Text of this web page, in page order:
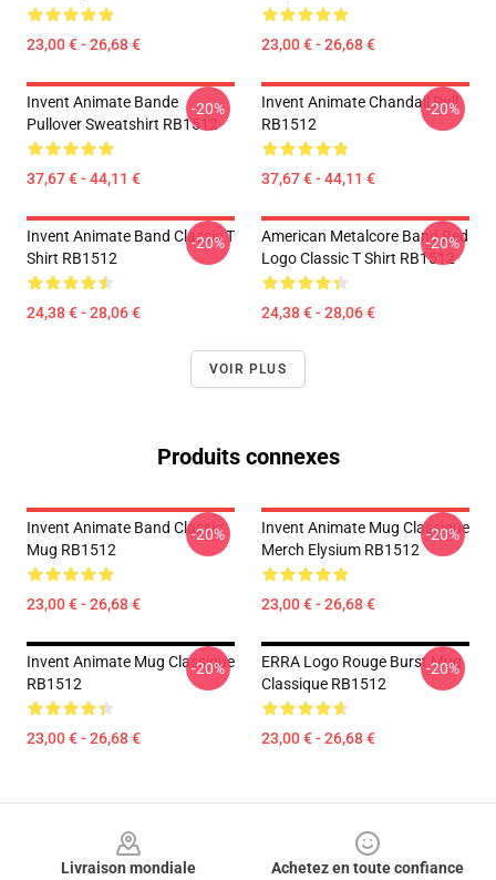
23,00 € - 26,68 € 23,00 € - 26,68 €
Invent Animate Bande
Pullover Sweatshirt RB1512
37,67 € - 44,11 €
-20%
Invent Animate Chandail Pull
RB1512
37,67 € - 44,11 €
-20%
Invent Animate Band Classic T
Shirt RB1512
24,38 € - 28,06 €
-20%
American Metalcore Band Red
Logo Classic T Shirt RB1512
24,38 € - 28,06 €
-20%
VOIR PLUS
Produits connexes
Invent Animate Band Classic
Mug RB1512
23,00 € - 26,68 €
-20%
Invent Animate Mug Classique
Merch Elysium RB1512
23,00 € - 26,68 €
-20%
Invent Animate Mug Classique
RB1512
23,00 € - 26,68 €
-20%
ERRA Logo Rouge Burst Mug
Classique RB1512
23,00 € - 26,68 €
-20%
Livraison mondiale
Achetez en toute confiance